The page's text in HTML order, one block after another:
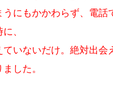
にもかかわらず、電話
、
いないだけ。絶対出
した。